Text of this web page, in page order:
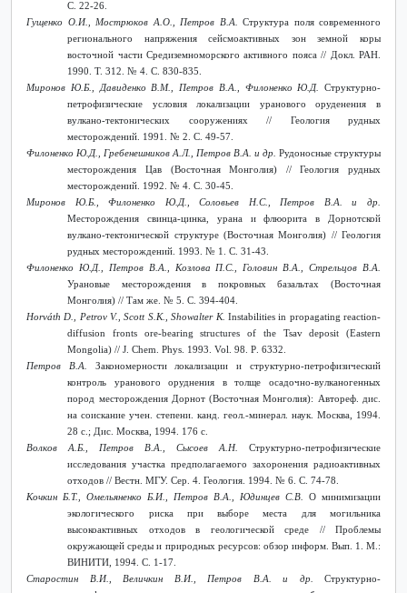
С. 22-26.
Гущенко О.И., Мострюков А.О., Петров В.А. Структура поля современного
регионального напряжения сейсмоактивных зон земной коры
восточной части Средиземноморского активного пояса // Докл. РАН.
1990. Т. 312. № 4. С. 830-835.
Миронов Ю.Б., Давиденко В.М., Петров В.А., Филоненко Ю.Д. Структурно-
петрофизические условия локализации уранового оруденения в
вулкано-тектонических сооружениях // Геология рудных
месторождений. 1991. № 2. С. 49-57.
Филоненко Ю.Д., Гребенешников А.Л., Петров В.А. и др. Рудоносные структуры
месторождения Цав (Восточная Монголия) // Геология рудных
месторождений. 1992. № 4. С. 30-45.
Миронов Ю.Б., Филоненко Ю.Д., Соловьев Н.С., Петров В.А. и др.
Месторождения свинца-цинка, урана и флюорита в Дорнотской
вулкано-тектонической структуре (Восточная Монголия) // Геология
рудных месторождений. 1993. № 1. С. 31-43.
Филоненко Ю.Д., Петров В.А., Козлова П.С., Головин В.А., Стрельцов В.А.
Урановые месторождения в покровных базальтах (Восточная
Монголия) // Там же.№ 5.С . 394-404.
Horváth D., Petrov V., Scott S.K., Showalter K. Instabilities in propagating reaction-
diffusion fronts ore-bearing structures of the Tsav deposit (Eastern
Mongolia) // J. Chem. Phys . 1993.Vol . 98.P . 6332.
Петров В.А.
Закономерности локализации и структурно-петрофизический
контроль уранового оруднения в толще осадочно-вулканогенных
пород месторождения Дорнот (Восточная Монголия): Автореф. дис.
на соискание учен. степени. канд. геол.-минерал. наук. Москва, 1994.
28 с.; Дис. Москва, 1994. 176 с.
Волков А.Б., Петров В.А., Сысоев А.Н.
Структурно-петрофизические
исследования участка предполагаемого захоронения радиоактивных
отходов // Вестн. МГУ. Сер. 4. Геология. 1994. № 6. С. 74-78.
Кочкин Б.Т., Омельяненко Б.И., Петров В.А., Юдинцев С.В. О минимизации
экологического риска при выборе места для могильника
высокоактивных отходов в геологической среде // Проблемы
окружающей среды и природных ресурсов: обзор информ. Вып. 1. М.:
ВИНИТИ, 1994. С. 1-17.
Старостин В.И., Величкин В.И., Петров В.А. и др. Структурно-